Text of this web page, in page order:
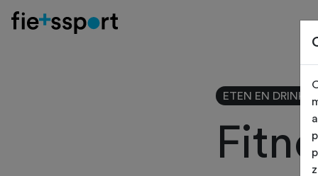
ETEN EN